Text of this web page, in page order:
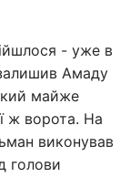
- уже в
Амаду
майже
ж ворота. На
виконував
голови